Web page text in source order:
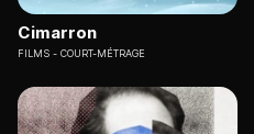
Cimarron
FILMS COURT-MÉTRAGE